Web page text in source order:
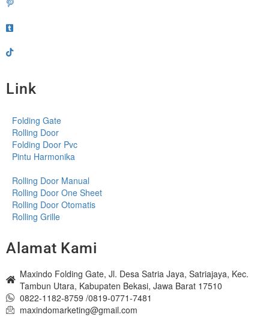
Link
Folding Gate
Rolling Door
Folding Door Pvc
Pintu Harmonika
Rolling Door Manual
Rolling Door One Sheet
Rolling Door Otomatis
Rolling Grille
Alamat Kami
Maxindo Folding Gate, Jl. Desa Satria Jaya, Satriajaya, Kec.
Tambun Utara, Kabupaten Bekasi, Jawa Barat 17510
0822-1182-8759 /0819-0771-7481
maxindomarketing@gmail.com